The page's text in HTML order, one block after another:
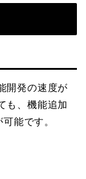
開発の速度が
も、機能追加
能です。